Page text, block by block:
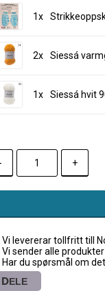
1x
2x Siessá
1x Siessá hvit
- +
Vi levererar tollfritt till
Vi sender alle
Har du spørsmål om
DELE